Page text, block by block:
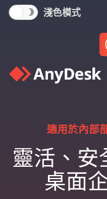
淺色模式
適用於內部
靈活、安
桌面